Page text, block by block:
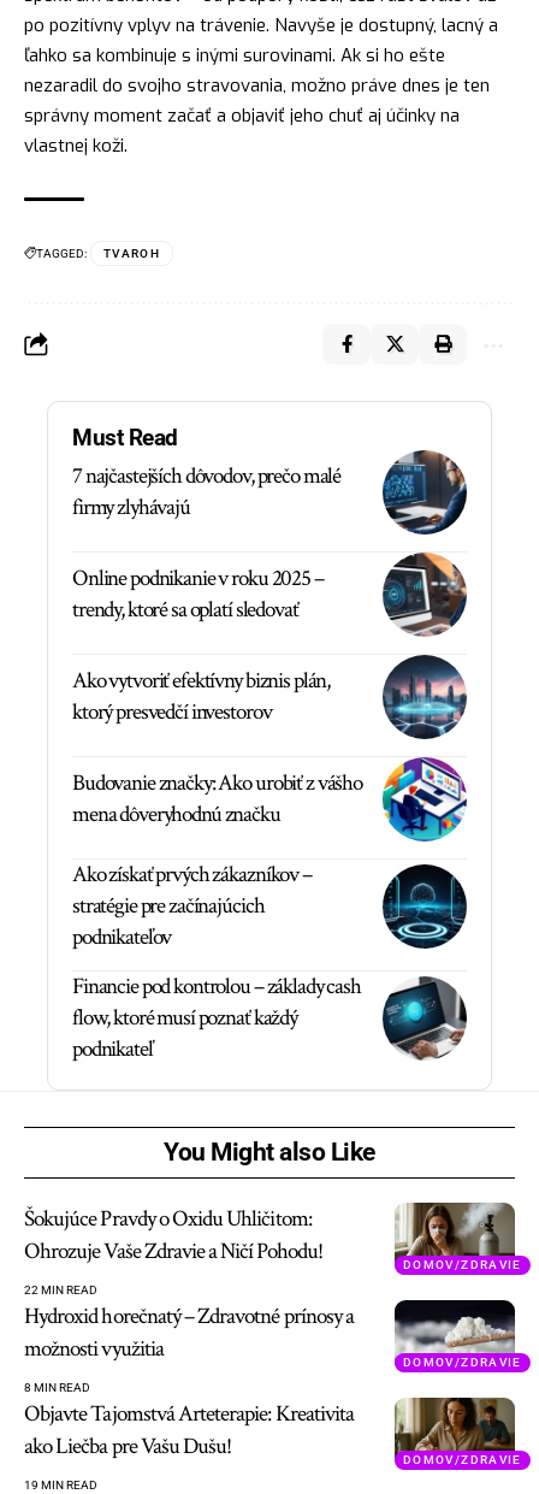
po pozitívny vplyv na trávenie. Navyše je dostupný, lacný a
ľahko sa kombinuje s inými surovinami. Ak si ho ešte
nezaradil do svojho stravovania, možno práve dnes je ten
správny moment začať a objaviť jeho chuť aj účinky na
vlastnej koži.
TAGGED: TVAROH
Must Read
7 najčastejších dôvodov, prečo malé
firmy zlyhávajú
Online podnikanie v roku 2025 –
trendy, ktoré sa oplatí sledovať
Ako vytvoriť efektívny biznis plán,
ktorý presvedčí investorov
Budovanie značky: Ako urobiť z vášho
mena dôveryhodnú značku
Ako získať prvých zákazníkov –
stratégie pre začínajúcich
podnikateľov
Financie pod kontrolou – základy cash
flow, ktoré musí poznať každý
podnikateľ
You Might also Like
DOMOV/ZDRAVIE
Šokujúce Pravdy o Oxidu Uhličitom:
Ohrozuje Vaše Zdravie a Ničí Pohodu!
22 MIN READ
DOMOV/ZDRAVIE
Hydroxid horečnatý – Zdravotné prínosy a
možnosti využitia
8 MIN READ
DOMOV/ZDRAVIE
Objavte Tajomstvá Arteterapie: Kreativita
ako Liečba pre Vašu Dušu!
19 MIN READ